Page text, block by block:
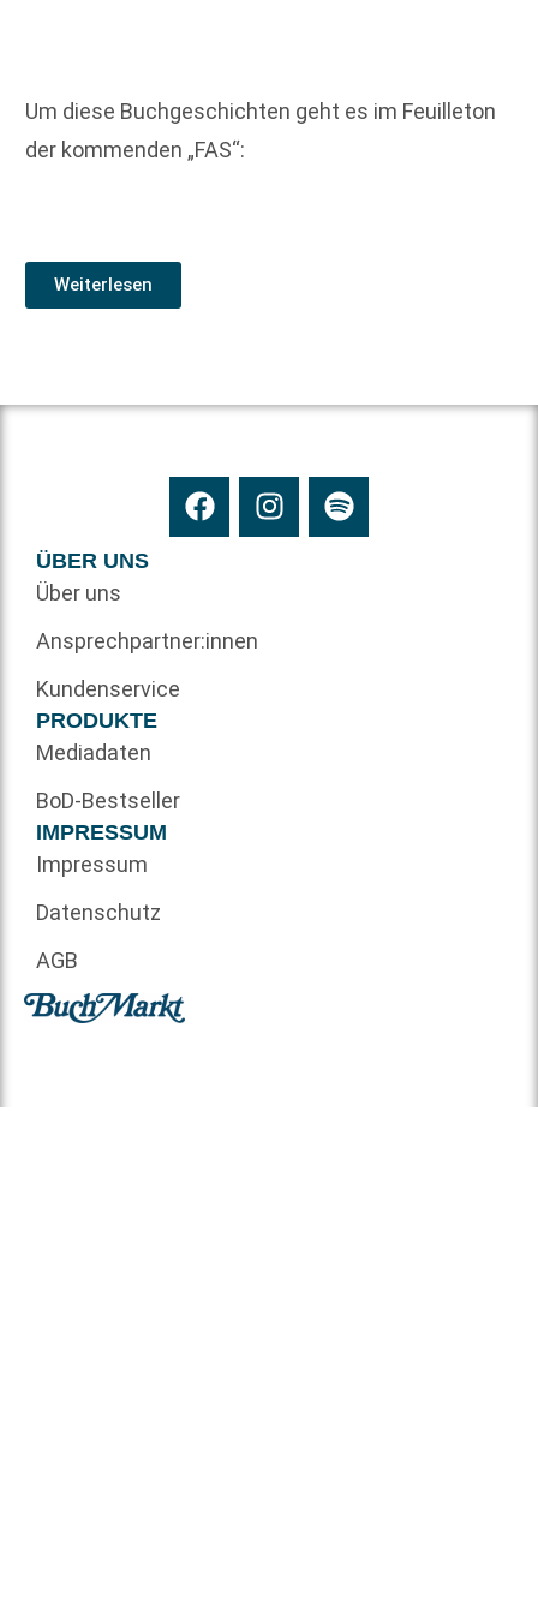
Um diese Buchgeschichten geht es im Feuilleton
der kommenden „FAS“:
Weiterlesen
ÜBER UNS
Über uns
Ansprechpartner:innen
Kundenservice
PRODUKTE
Mediadaten
BoD-Bestseller
IMPRESSUM
Impressum
Datenschutz
AGB